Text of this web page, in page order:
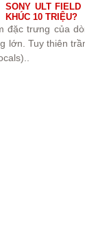
SONY ULT
KHÚC 10 TRIỆU?
trưng của
lớn. Tuy thiên